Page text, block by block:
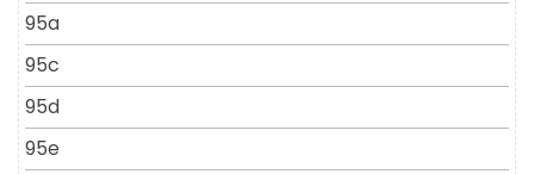
95a
95c
95d
95e